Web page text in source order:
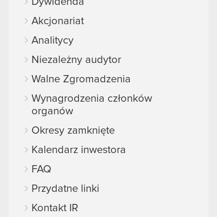
Akcjonariat
Analitycy
Niezależny audytor
Walne Zgromadzenia
Wynagrodzenia członków
organów
Okresy zamknięte
Kalendarz inwestora
FAQ
Przydatne linki
Kontakt IR